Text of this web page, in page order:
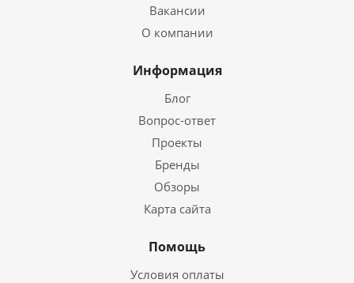
Вакансии
О компании
Информация
Блог
Вопрос-ответ
Проекты
Бренды
Обзоры
Карта сайта
Помощь
Условия оплаты